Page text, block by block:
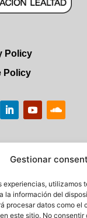
Gestionar
experiencias, utilizamos
la información del
procesar datos como el
este sitio. No
Policy
Policy